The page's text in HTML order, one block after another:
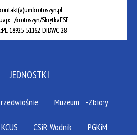
/krotoszyn/SkrytkaESP
18925-51162-DIDWC-28
JEDNOSTKI:
Muzeum -Zbiory
KCUS CSiR Wodnik PGKiM